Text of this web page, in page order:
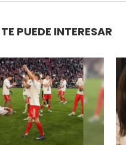
PUEDE INTERESAR